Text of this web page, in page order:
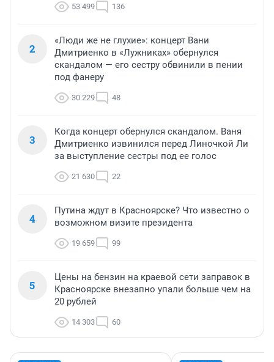
53 499 136
2
«Люди же не глухие»: концерт Вани
Дмитриенко в «Лужниках» обернулся
скандалом — его сестру обвинили в пении
под фанеру
30 229 48
3
Когда концерт обернулся скандалом. Ваня
Дмитриенко извинился перед Линочкой Ли
за выступление сестры под ее голос
21 630 22
4
Путина ждут в Красноярске? Что известно о
возможном визите президента
19 659 99
5
Цены на бензин на краевой сети заправок в
Красноярске внезапно упали больше чем на
20 рублей
14 303 60